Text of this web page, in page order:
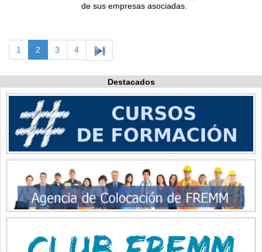
de sus empresas asociadas.
1 2 3 4
Destacados